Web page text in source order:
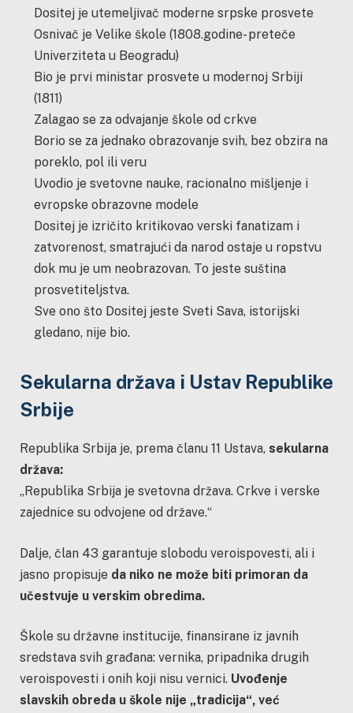
Dositej je utemeljivač moderne srpske prosvete
Osnivač je Velike škole (1808.godine- preteče
Univerziteta u Beogradu)
Bio je prvi ministar prosvete u modernoj Srbiji
(1811)
Zalagao se za odvajanje škole od crkve
Borio se za jednako obrazovanje svih, bez obzira na
poreklo, pol ili veru
Uvodio je svetovne nauke, racionalno mišljenje i
evropske obrazovne modele
Dositej je izričito kritikovao verski fanatizam i
zatvorenost, smatrajući da narod ostaje u ropstvu
dok mu je um neobrazovan. To jeste suština
prosvetiteljstva.
Sve ono što Dositej jeste Sveti Sava, istorijski
gledano, nije bio.
Sekularna država i Ustav Republike
Srbije
Republika Srbija je, prema članu 11 Ustava, sekularna
država:
„Republika Srbija je svetovna država. Crkve i verske
zajednice su odvojene od države.“
Dalje, član 43 garantuje slobodu veroispovesti, ali i
jasno propisuje da niko ne može biti primoran da
učestvuje u verskim obredima.
Škole su državne institucije, finansirane iz javnih
sredstava svih građana: vernika, pripadnika drugih
veroispovesti i onih koji nisu vernici. Uvođenje
slavskih obreda u škole nije „tradicija“, već